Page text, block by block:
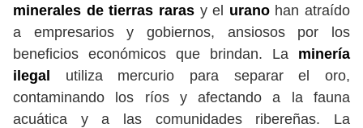
minerales de tierras rarasy el uranohan atraído
a empresarios y gobiernos, ansiosos por los
beneficios económicos que brindan. La minería
ilegal
utiliza mercurio para separar el oro,
contaminando los ríos y afectando a la fauna
acuática y a las comunidades ribereñas. La